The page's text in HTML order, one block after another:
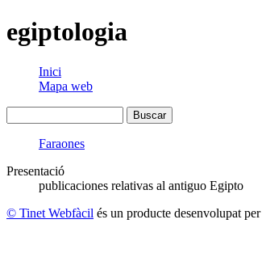
egiptologia
Inici
Mapa web
Faraones
Presentació
publicaciones relativas al antiguo Egipto
© Tinet Webfàcil és un producte desenvolupat per